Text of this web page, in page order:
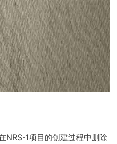
NRS-1项目的创建过程中删除